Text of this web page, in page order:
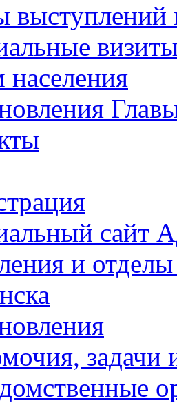
выступлений
сайт
и
задачи